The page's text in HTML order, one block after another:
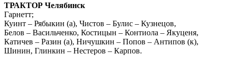
ТРАКТОР Челябинск
Гарнетт;
Куинт – Рябыкин (а), Чистов – Булис – Кузнецов,
Белов – Васильченко, Костицын – Контиола – Якуценя,
Катичев – Разин (а), Ничушкин – Попов – Антипов (к),
Шинин, Глинкин – Нестеров – Карпов.